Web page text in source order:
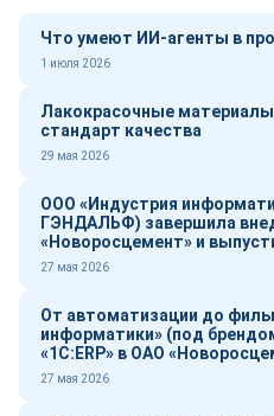
Что умеют ИИ-агенты в
1 июля 2026
Лакокрасочные
стандарт качества
29 мая 2026
ООО «Индустрия
ГЭНДАЛЬФ) завершила
«Новоросцемент» и
27 мая 2026
От автоматизации до фильма. Как ООО
информатики» (под
«1С:ERP» в ОАО
27 мая 2026